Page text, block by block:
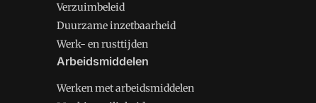
Verzuimbeleid
Duurzame inzetbaarheid
Werk- en rusttijden
Arbeidsmiddelen
Werken met arbeidsmiddelen